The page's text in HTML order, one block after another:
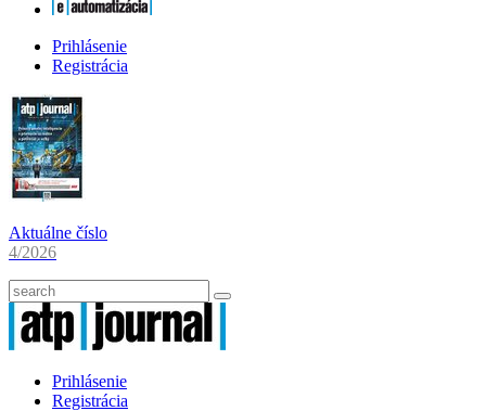
Prihlásenie
Registrácia
Aktuálne číslo
4/2026
Prihlásenie
Registrácia